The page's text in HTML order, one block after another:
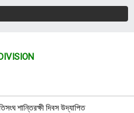
শান্তিরক্ষী দিবস উদ্‌যাপিত